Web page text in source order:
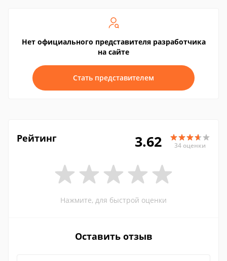
Нет официального представителя разработчика
на сайте
Стать представителем
Рейтинг 3.62 34 оценки
Нажмите, для быстрой оценки
Оставить отзыв